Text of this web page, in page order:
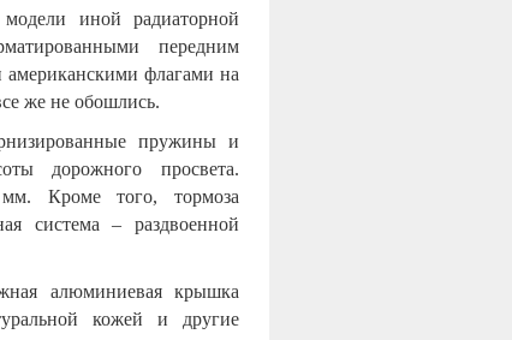
иной радиаторной
передним
американскими флагами на
же не обошлись.
пружины и
дорожного просвета.
Кроме того, тормоза
система – раздвоенной
алюминиевая крышка
кожей и другие